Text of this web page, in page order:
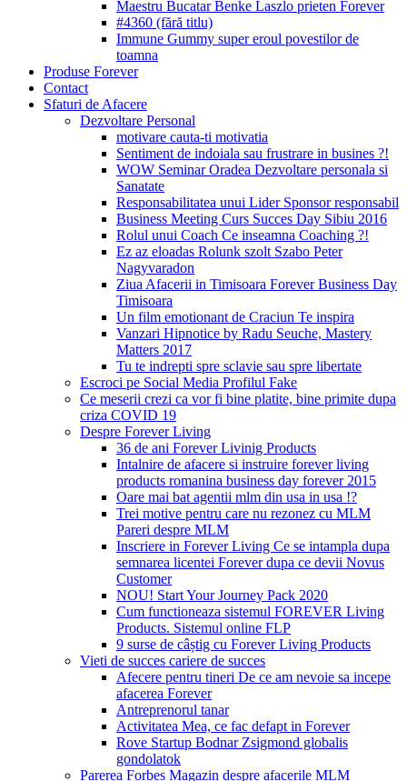
Maestru Bucatar Benke Laszlo prieten Forever
#4360 (fără titlu)
Immune Gummy super eroul povestilor de
toamna
Produse Forever
Contact
Sfaturi de Afacere
Dezvoltare Personal
motivare cauta-ti motivatia
Sentiment de indoiala sau frustrare in busines ?!
WOW Seminar Oradea Dezvoltare personala si
Sanatate
Responsabilitatea unui Lider Sponsor responsabil
Business Meeting Curs Succes Day Sibiu 2016
Rolul unui Coach Ce inseamna Coaching ?!
Ez az eloadas Rolunk szolt Szabo Peter
Nagyvaradon
Ziua Afacerii in Timisoara Forever Business Day
Timisoara
Un film emotionant de Craciun Te inspira
Vanzari Hipnotice by Radu Seuche, Mastery
Matters 2017
Tu te indrepti spre sclavie sau spre libertate
Escroci pe Social Media Profilul Fake
Ce meserii crezi ca vor fi bine platite, bine primite dupa
criza COVID 19
Despre Forever Living
36 de ani Forever Livinig Products
Intalnire de afacere si instruire forever living
products romanina business day forever 2015
Oare mai bat agentii mlm din usa in usa !?
Trei motive pentru care nu rezonez cu MLM
Pareri despre MLM
Inscriere in Forever Living Ce se intampla dupa
semnarea licentei Forever dupa ce devii Novus
Customer
NOU! Start Your Journey Pack 2020
Cum functioneaza sistemul FOREVER Living
Products. Sistemul online FLP
9 surse de câștig cu Forever Living Products
Vieti de succes cariere de succes
Afecere pentru tineri De ce am nevoie sa incepe
afacerea Forever
Antreprenorul tanar
Activitatea Mea, ce fac defapt in Forever
Rove Startup Bodnar Zsigmond globalis
gondolatok
Parerea Forbes Magazin despre afacerile MLM